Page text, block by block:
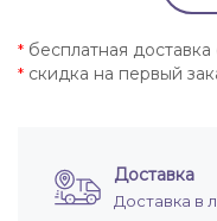
* бесплатная
* скидка на первый
Доставка
Доставка в